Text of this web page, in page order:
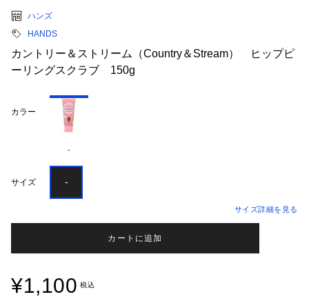
ハンズ
HANDS
カントリー＆ストリーム（Country＆Stream） ヒップピ
ーリングスクラブ 150g
カラー
-
サイズ -
サイズ詳細を見る
カートに追加
¥1,100 税込